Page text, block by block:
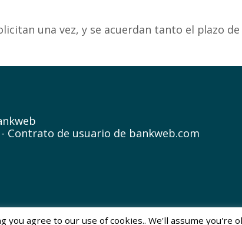
una vez, y se acuerdan tanto el plazo
Contrato de usuario de bankweb.com
agree to our use of cookies.. We'll assume